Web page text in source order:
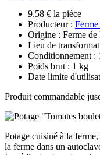
9.58 € la pièce
Producteur :
Origine : Ferme de
Lieu de
Conditionnement :
Poids brut : 1 kg
Date limite
Produit commandable
Potage cuisiné à la
la ferme dans un